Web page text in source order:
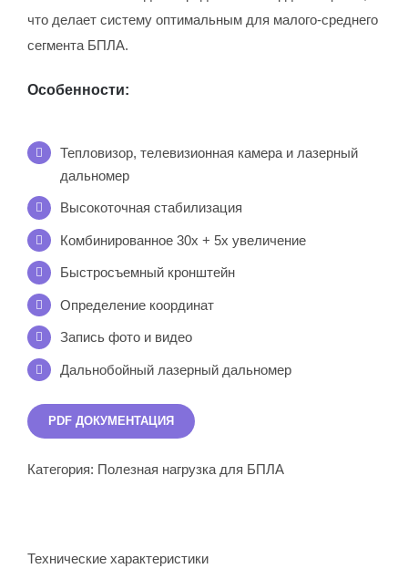
что делает систему оптимальным для малого-среднего
сегмента БПЛА.
Особенности:
Тепловизор, телевизионная камера и лазерный
дальномер
Высокоточная стабилизация
Комбинированное 30х + 5х увеличение
Быстросъемный кронштейн
Определение координат
Запись фото и видео
Дальнобойный лазерный дальномер
PDF ДОКУМЕНТАЦИЯ
Категория: Полезная нагрузка для БПЛА
Технические характеристики